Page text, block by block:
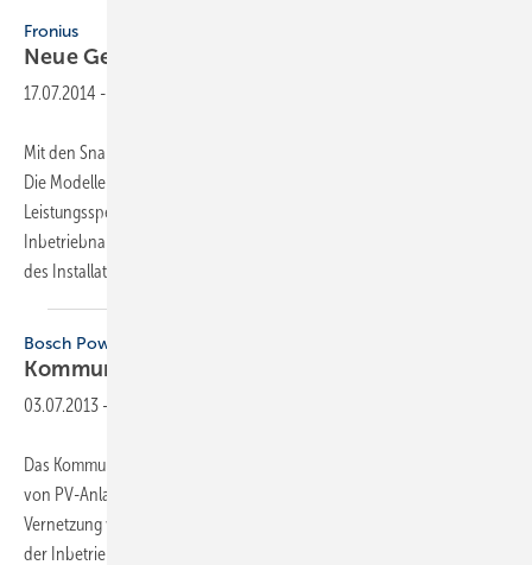
Fronius
Neue Generation bei
17.07.2014 -
Mit den Snapinvertern präsentiert Fronius eine neue Produktpalette.
Die Modelle Galvo, Symo und Symo Hybrid decken das
Leistungsspektrum von 1,5 bis 20 kW ab. Montage und
Inbetriebnahme funktionieren bei allen Geräten gleich, was die Arbeit
des Installateurs erleichtert. Insbesondere
Bosch Power Tec
Kommunikation mit dem
03.07.2013 -
Das Kommunikationssystem E.World soll die Planung und Installation
von PV-Anlagen erleichtern. Es bietet dem Installateur durch die
Vernetzung von Wechselrichtern mit Peripheriegeräten auch nach
der Inbetriebnahme Zugriffsmöglichkeiten, um z.B. vom